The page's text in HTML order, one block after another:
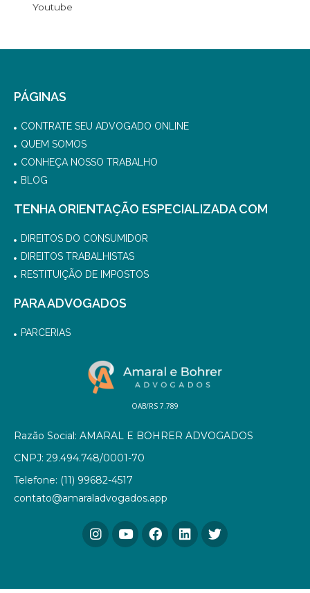
Youtube
PÁGINAS
CONTRATE SEU ADVOGADO ONLINE
QUEM SOMOS
CONHEÇA NOSSO TRABALHO
BLOG
TENHA ORIENTAÇÃO ESPECIALIZADA COM
DIREITOS DO CONSUMIDOR
DIREITOS TRABALHISTAS
RESTITUIÇÃO DE IMPOSTOS
PARA ADVOGADOS
PARCERIAS
OAB/RS 7.789
Razão Social: AMARAL E BOHRER ADVOGADOS
CNPJ: 29.494.748/0001-70
Telefone: (11) 99682-4517
contato@amaraladvogados.app